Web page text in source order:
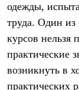
BASK kids
CITY
BASK juno
ИДЁМ В ПОХОД
Дневник капитана
Каталог дилеров
одежды,
труда. Один из
курсов нельзя
практические
возникнуть в
практических